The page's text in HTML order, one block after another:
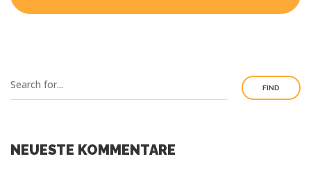
FIND
NEUESTE KOMMENTARE